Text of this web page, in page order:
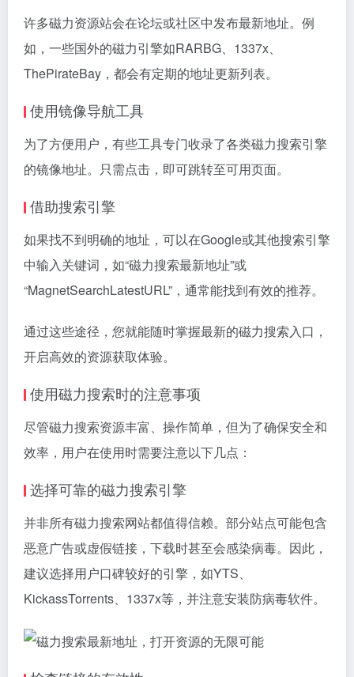
许多磁力资源站会在论坛或社区中发布最新地址。例
如，一些国外的磁力引擎如RARBG、1337x、
ThePirateBay，都会有定期的地址更新列表。
使用镜像导航工具
为了方便用户，有些工具专门收录了各类磁力搜索引擎
的镜像地址。只需点击，即可跳转至可用页面。
借助搜索引擎
如果找不到明确的地址，可以在Google或其他搜索引擎
中输入关键词，如“磁力搜索最新地址”或
“MagnetSearchLatestURL”，通常能找到有效的推荐。
通过这些途径，您就能随时掌握最新的磁力搜索入口，
开启高效的资源获取体验。
使用磁力搜索时的注意事项
尽管磁力搜索资源丰富、操作简单，但为了确保安全和
效率，用户在使用时需要注意以下几点：
选择可靠的磁力搜索引擎
并非所有磁力搜索网站都值得信赖。部分站点可能包含
恶意广告或虚假链接，下载时甚至会感染病毒。因此，
建议选择用户口碑较好的引擎，如YTS、
KickassTorrents、1337x等，并注意安装防病毒软件。